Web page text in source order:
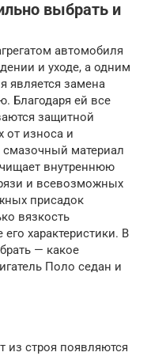
выбрать и
автомобиля
и уходе, а одним
является замена
Благодаря ей все
защитной
от износа и
смазочный материал
внутреннюю
и всевозможных
присадок
вязкость
характеристики. В
— какое
Поло седан и
из строя появляются